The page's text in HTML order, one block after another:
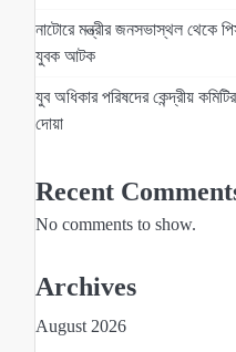
নাটোরে মন্ত্রীর জনসভাস্থল থেকে
যুবক আটক
যুব অধিকার পরিষদের কেন্দ্রীয়
দোয়া
Recent
No comments to show.
Archives
August 2026